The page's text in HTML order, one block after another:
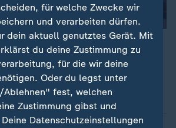
schützen. Doch Russlands Aggression
Populisten planen den Austritt. Kann
des Westens noch garantieren?
für welche Zwecke wir
und verarbeiten dürfen.
dein aktuell genutztes Gerät. Mit
du deine Zustimmung zu
für die wir deine
Oder du legst unter
fest, welchen
Zustimmung gibst und
Datenschutzeinstellungen